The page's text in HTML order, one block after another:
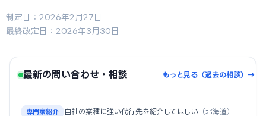
制定日：2026年2月27日
最終改定日：2026年3月30日
最新の問い合わせ・相談 もっと見る（過去の相談）→
専門家紹介 自社の業種に強い代行先を紹介してほしい （北海道）